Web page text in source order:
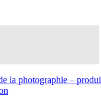
la photographie –